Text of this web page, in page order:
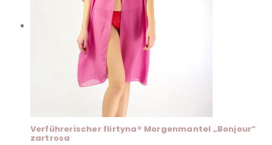
Verführerischer flirtyna® Morgenmantel „Bonjour“
zartrosa